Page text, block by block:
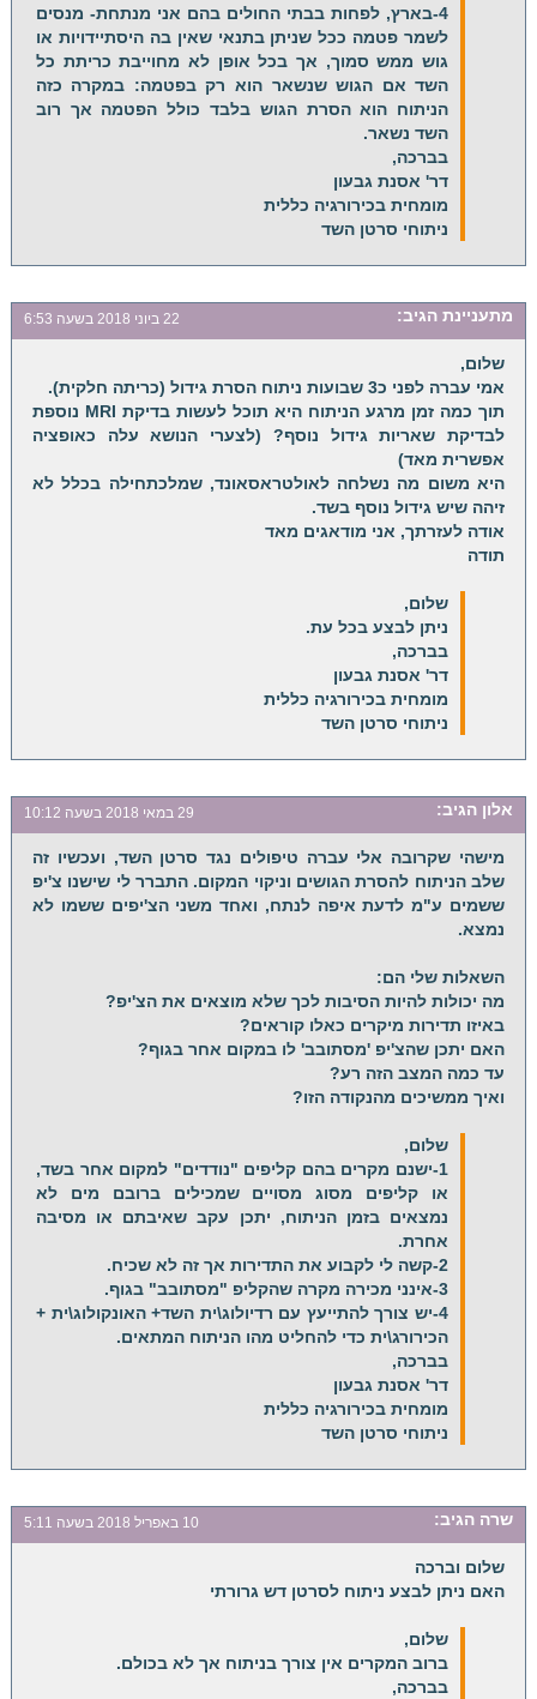
4-בארץ, לפחות בבתי החולים בהם אני מנתחת- מנסים
לשמר פטמה ככל שניתן בתנאי שאין בה היסתיידויות או
גוש ממש סמוך, אך בכל אופן לא מחוייבת כריתת כל
השד אם הגוש שנשאר הוא רק בפטמה: במקרה כזה
הניתוח הוא הסרת הגוש בלבד כולל הפטמה אך רוב
השד נשאר.
בברכה,
דר' אסנת גבעון
מומחית בכירורגיה כללית
ניתוחי סרטן השד
מתעניינת הגיב: 22 ביוני 2018 בשעה 6:53
שלום,
אמי עברה לפני כ3 שבועות ניתוח הסרת גידול (כריתה חלקית).
תוך כמה זמן מרגע הניתוח היא תוכל לעשות בדיקת MRI נוספת
לבדיקת שאריות גידול נוסף? (לצערי הנושא עלה כאופציה
אפשרית מאד)
היא משום מה נשלחה לאולטראסאונד, שמלכתחילה בכלל לא
זיהה שיש גידול נוסף בשד.
אודה לעזרתך, אני מודאגים מאד
תודה
שלום,
ניתן לבצע בכל עת.
בברכה,
דר' אסנת גבעון
מומחית בכירורגיה כללית
ניתוחי סרטן השד
אלון הגיב: 29 במאי 2018 בשעה 10:12
מישהי שקרובה אלי עברה טיפולים נגד סרטן השד, ועכשיו זה
שלב הניתוח להסרת הגושים וניקוי המקום. התברר לי שישנו צ'יפ
ששמים ע"מ לדעת איפה לנתח, ואחד משני הצ'יפים ששמו לא
נמצא.
השאלות שלי הם:
מה יכולות להיות הסיבות לכך שלא מוצאים את הצ'יפ?
באיזו תדירות מיקרים כאלו קוראים?
האם יתכן שהצ'יפ 'מסתובב' לו במקום אחר בגוף?
עד כמה המצב הזה רע?
ואיך ממשיכים מהנקודה הזו?
שלום,
1-ישנם מקרים בהם קליפים "נודדים" למקום אחר בשד,
או קליפים מסוג מסויים שמכילים ברובם מים לא
נמצאים בזמן הניתוח, יתכן עקב שאיבתם או מסיבה
אחרת.
2-קשה לי לקבוע את התדירות אך זה לא שכיח.
3-אינני מכירה מקרה שהקליפ "מסתובב" בגוף.
4-יש צורך להתייעץ עם רדיולוג\ית השד+ האונקולוג\ית +
הכירורג\ית כדי להחליט מהו הניתוח המתאים.
בברכה,
דר' אסנת גבעון
מומחית בכירורגיה כללית
ניתוחי סרטן השד
שרה הגיב: 10 באפריל 2018 בשעה 5:11
שלום וברכה
האם ניתן לבצע ניתוח לסרטן דש גרורתי
שלום,
ברוב המקרים אין צורך בניתוח אך לא בכולם.
בברכה,